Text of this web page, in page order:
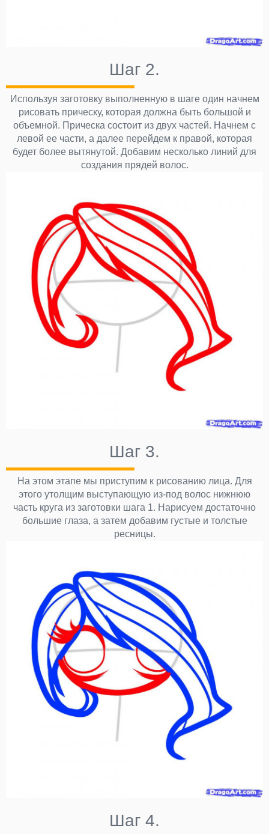
Шаг 2.
Используя заготовку выполненную в шаге один начнем
рисовать прическу, которая должна быть большой и
объемной. Прическа состоит из двух частей. Начнем с
левой ее части, а далее перейдем к правой, которая
будет более вытянутой. Добавим несколько линий для
создания прядей волос.
Шаг 3.
На этом этапе мы приступим к рисованию лица. Для
этого утолщим выступающую из-под волос нижнюю
часть круга из заготовки шага 1. Нарисуем достаточно
большие глаза, а затем добавим густые и толстые
ресницы.
Шаг 4.